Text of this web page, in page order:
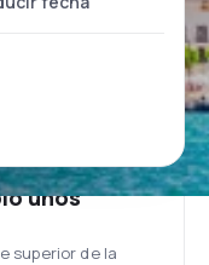
unos
superior de la